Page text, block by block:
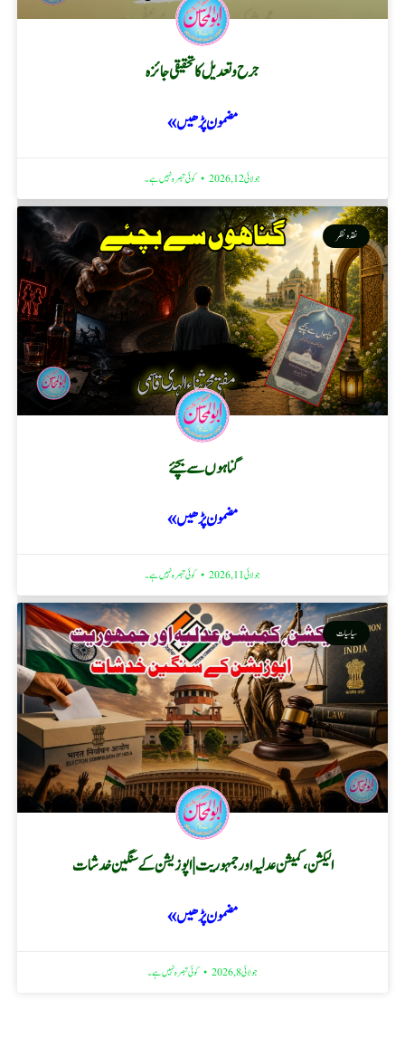
جرح و تعدیل کا تحقیقی جائزہ
مضمون پڑھیں »
جولائی 12, 2026 کوئی تبصرہ نہیں ہے۔
نقد ونظر
گناہوں سے بچئے
مضمون پڑھیں »
جولائی 11, 2026 کوئی تبصرہ نہیں ہے۔
سیاسیات
الیکشن، کمیشن عدلیہ اور جمہوریت | اپوزیشن کے سنگین خدشات
مضمون پڑھیں »
جولائی 8, 2026 کوئی تبصرہ نہیں ہے۔